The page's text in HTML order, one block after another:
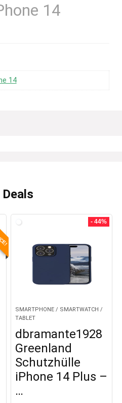
14
14
- 44%
SMARTPHONE / SMARTWATCH /
TABLET
dbramante1928
Greenland
Schutzhülle
iPhone 14 Plus –
…